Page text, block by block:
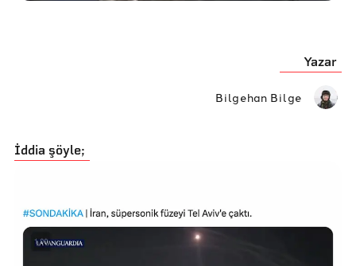
Yazar
Bilgehan Bilge
İddia şöyle;